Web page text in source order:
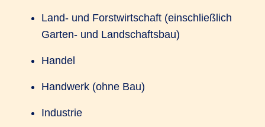
Land- und Forstwirtschaft (einschließlich
Garten- und Landschaftsbau)
Handel
Handwerk (ohne Bau)
Industrie